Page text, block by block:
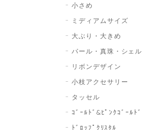
小さめ
ミディアムサイズ
大ぶり・大きめ
パール・真珠・シェル
リボンデザイン
小枝アクセサリー
タッセル
ｺﾞｰﾙﾄﾞ&ﾋﾟﾝｸｺﾞｰﾙﾄﾞ
ﾄﾞﾛｯﾌﾟｸﾘｽﾀﾙ